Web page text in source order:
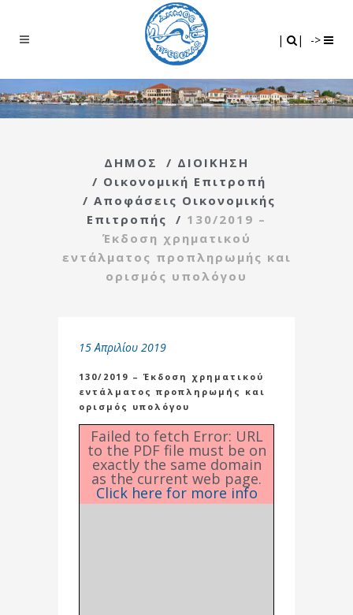
| | ->
ΔΗΜΟΣ / ΔΙΟΙΚΗΣΗ
/ Οικονομική Επιτροπή
/ Αποφάσεις Οικονομικής
Επιτροπής
/ 130/2019 –
Έκδοση χρηματικού
εντάλματος προπληρωμής και
ορισμός υπολόγου
15 Απριλίου 2019
130/2019 – Έκδοση χρηματικού
εντάλματος προπληρωμής και
ορισμός υπολόγου
Failed to fetch Error: URL
to the PDF file must be on
exactly the same domain
as the current web page.
Click here for more info